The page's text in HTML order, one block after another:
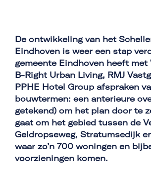
De ontwikkeling van het
Eindhoven is weer een stap
gemeente Eindhoven heeft met
B-Right Urban Living, RMJ
PPHE Hotel Group afspraken
bouwtermen: een anterieure
getekend) om het plan door te
gaat om het gebied tussen de
Geldropseweg, Stratumsedijk
waar zo’n 700 woningen en
voorzieningen komen.